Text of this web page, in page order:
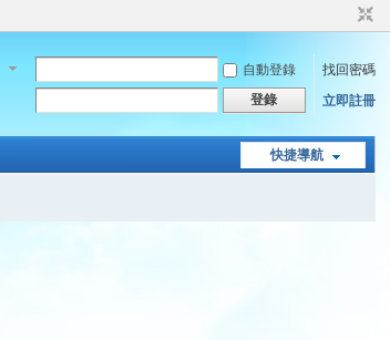
自動登錄
找回密碼
登錄 立即註冊
快捷導航